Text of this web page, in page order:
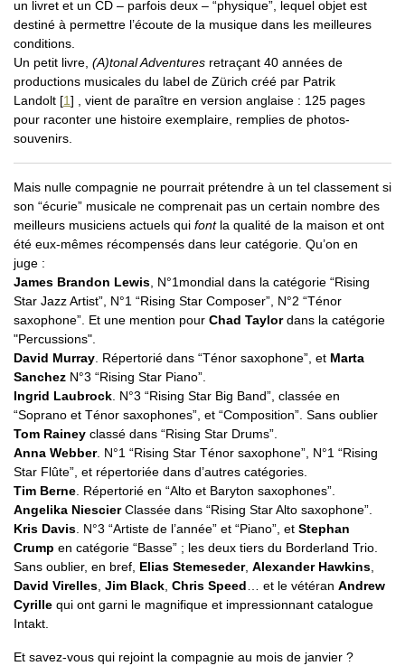
un livret et un CD – parfois deux – “physique”, lequel objet est
destiné à permettre l’écoute de la musique dans les meilleures
conditions.
Un petit livre, (A)tonal Adventures retraçant 40 années de
productions musicales du label de Zürich créé par Patrik
Landolt [1] , vient de paraître en version anglaise : 125 pages
pour raconter une histoire exemplaire, remplies de photos-
souvenirs.
Mais nulle compagnie ne pourrait prétendre à un tel classement si
son “écurie” musicale ne comprenait pas un certain nombre des
meilleurs musiciens actuels qui fontla qualité de la maison et ont
été eux-mêmes récompensés dans leur catégorie. Qu’on en
juge :
James Brandon Lewis , N°1mondial dans la catégorie “Rising
Star Jazz Artist”, N°1 “Rising Star Composer”, N°2 “Ténor
saxophone”. Et une mention pour Chad Taylordans la catégorie
"Percussions".
David Murray . Répertorié dans “Ténor saxophone”, et Marta
Sanchez N°3 “Rising Star Piano”.
Ingrid Laubrock . N°3 “Rising Star Big Band”, classée en
“Soprano et Ténor saxophones”, et “Composition”. Sans oublier
Tom Rainey classé dans “Rising Star Drums”.
Anna Webber. N°1 “Rising Star Ténor saxophone”, N°1 “Rising
Star Flûte”, et répertoriée dans d’autres catégories.
Tim Berne . Répertorié en “Alto et Baryton saxophones”.
Angelika NiescierClassée dans “Rising Star Alto saxophone”.
Kris Davis . N°3 “Artiste de l’année” et “Piano”, et Stephan
Crump en catégorie “Basse” ; les deux tiers du Borderland Trio.
Sans oublier, en bref, Elias Stemeseder, Alexander Hawkins
David Virelles Jim Black Chris Speed … et le vétéran Andrew
Cyrille qui ont garni le magnifique et impressionnant catalogue
Intakt.
Et savez-vous qui rejoint la compagnie au mois de janvier ?